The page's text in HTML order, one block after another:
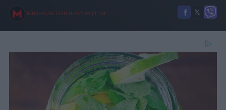
MENSHOUSE TEAM 21/07/2021 11:44